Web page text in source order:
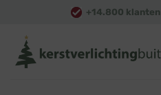
content
+14.800 klanten